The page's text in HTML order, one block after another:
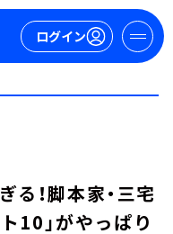
ログイン
！脚本家・三宅
10」がやっぱり